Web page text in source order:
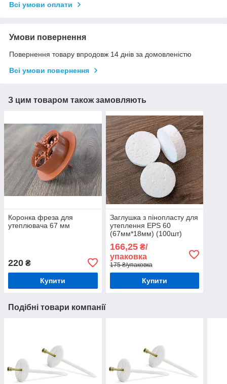
Всі умови оплати
Умови повернення
Повернення товару впродовж 14 днів за домовленістю
Всі умови повернення
З цим товаром також замовляють
Коронка фреза для
утеплювача 67 мм
220 ₴
Купити
Заглушка з пінопласту для
утеплення EPS 60
(67мм*18мм) (100шт)
166,25₴/
упаковка
175 ₴/упаковка
Купити
Подібні товари компанії